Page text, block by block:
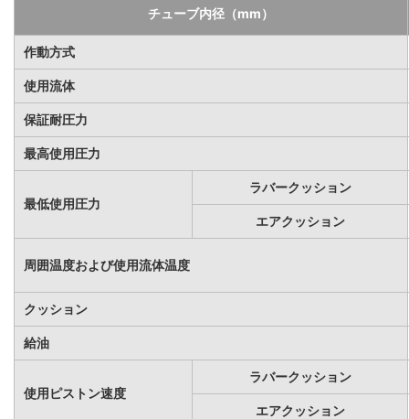
チューブ内径（mm）
作動方式
使用流体
保証耐圧力
最高使用圧力
最低使用圧力
ラバークッション
エアクッション
周囲温度および使用流体温度
クッション
給油
使用ピストン速度
ラバークッション
エアクッション